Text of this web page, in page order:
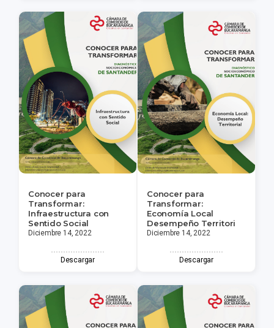
Conocer para
Transformar:
Infraestructura con
Sentido Social
Diciembre 14, 2022
Descargar
Conocer para
Transformar:
Economía Local
Desempeño Territori
Diciembre 14, 2022
Descargar